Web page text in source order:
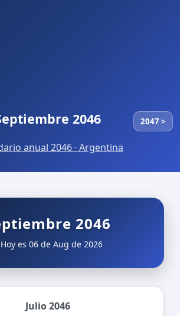
2046 2047 >
anual 2046 · Argentina
2046
Hoy es 06 de Aug de 2026
Julio 2046